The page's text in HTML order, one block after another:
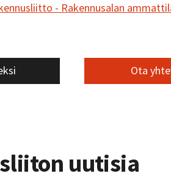
- Rakennusalan
Ota
uutisia